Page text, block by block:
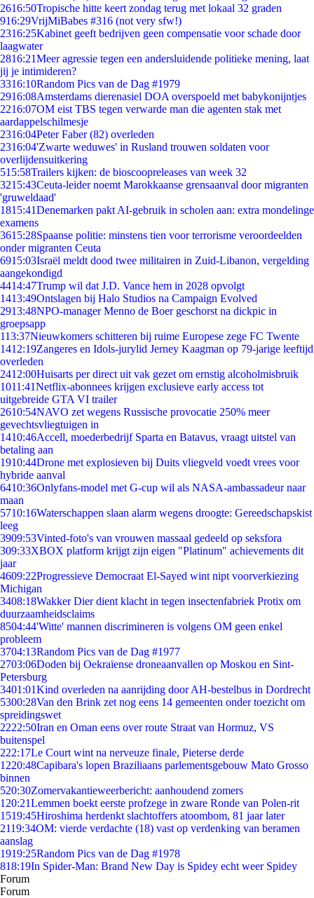
2616:50Tropische hitte keert zondag terug met lokaal 32 graden
916:29VrijMiBabes #316 (not very sfw!)
2316:25Kabinet geeft bedrijven geen compensatie voor schade door
laagwater
2816:21Meer agressie tegen een andersluidende politieke mening, laat
jij je intimideren?
3316:10Random Pics van de Dag #1979
2916:08Amsterdams dierenasiel DOA overspoeld met babykonijntjes
2216:07OM eist TBS tegen verwarde man die agenten stak met
aardappelschilmesje
2316:04Peter Faber (82) overleden
2316:04'Zwarte weduwes' in Rusland trouwen soldaten voor
overlijdensuitkering
515:58Trailers kijken: de bioscoopreleases van week 32
3215:43Ceuta-leider noemt Marokkaanse grensaanval door migranten
'gruweldaad'
1815:41Denemarken pakt AI-gebruik in scholen aan: extra mondelinge
examens
3615:28Spaanse politie: minstens tien voor terrorisme veroordeelden
onder migranten Ceuta
6915:03Israël meldt dood twee militairen in Zuid-Libanon, vergelding
aangekondigd
4414:47Trump wil dat J.D. Vance hem in 2028 opvolgt
1413:49Ontslagen bij Halo Studios na Campaign Evolved
2913:48NPO-manager Menno de Boer geschorst na dickpic in
groepsapp
113:37Nieuwkomers schitteren bij ruime Europese zege FC Twente
1412:19Zangeres en Idols-jurylid Jerney Kaagman op 79-jarige leeftijd
overleden
2412:00Huisarts per direct uit vak gezet om ernstig alcoholmisbruik
1011:41Netflix-abonnees krijgen exclusieve early access tot
uitgebreide GTA VI trailer
2610:54NAVO zet wegens Russische provocatie 250% meer
gevechtsvliegtuigen in
1410:46Accell, moederbedrijf Sparta en Batavus, vraagt uitstel van
betaling aan
1910:44Drone met explosieven bij Duits vliegveld voedt vrees voor
hybride aanval
6410:36Onlyfans-model met G-cup wil als NASA-ambassadeur naar
maan
5710:16Waterschappen slaan alarm wegens droogte: Gereedschapskist
leeg
3909:53Vinted-foto's van vrouwen massaal gedeeld op seksfora
309:33XBOX platform krijgt zijn eigen "Platinum" achievements dit
jaar
4609:22Progressieve Democraat El-Sayed wint nipt voorverkiezing
Michigan
3408:18Wakker Dier dient klacht in tegen insectenfabriek Protix om
duurzaamheidsclaims
8504:44'Witte' mannen discrimineren is volgens OM geen enkel
probleem
3704:13Random Pics van de Dag #1977
2703:06Doden bij Oekraïense droneaanvallen op Moskou en Sint-
Petersburg
3401:01Kind overleden na aanrijding door AH-bestelbus in Dordrecht
5300:28Van den Brink zet nog eens 14 gemeenten onder toezicht om
spreidingswet
2222:50Iran en Oman eens over route Straat van Hormuz, VS
buitenspel
222:17Le Court wint na nerveuze finale, Pieterse derde
1220:48Capibara's lopen Braziliaans parlementsgebouw Mato Grosso
binnen
520:30Zomervakantieweerbericht: aanhoudend zomers
1 20:21Lemmen boekt eerste profzege in zware Ronde van Polen-rit
1519:45Hiroshima herdenkt slachtoffers atoombom, 81 jaar later
2119:34OM: vierde verdachte (18) vast op verdenking van beramen
aanslag
1919:25Random Pics van de Dag #1978
818:19In Spider-Man: Brand New Day is Spidey echt weer Spidey
Forum
Forum